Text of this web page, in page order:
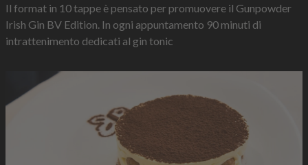
Il format in 10 tappe è pensato per promuovere il Gunpowder
Irish Gin BV Edition. In ogni appuntamento 90 minuti di
intrattenimento dedicati al gin tonic